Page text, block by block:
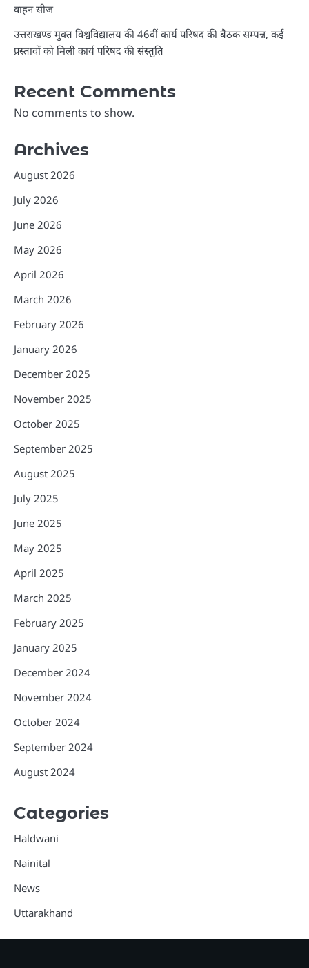
वाहन सीज
उत्तराखण्ड मुक्त विश्वविद्यालय की 46वीं कार्य परिषद की बैठक सम्पन्न, कई
प्रस्तावों को मिली कार्य परिषद की संस्तुति
Recent Comments
No comments to show.
Archives
August 2026
July 2026
June 2026
May 2026
April 2026
March 2026
February 2026
January 2026
December 2025
November 2025
October 2025
September 2025
August 2025
July 2025
June 2025
May 2025
April 2025
March 2025
February 2025
January 2025
December 2024
November 2024
October 2024
September 2024
August 2024
Categories
Haldwani
Nainital
News
Uttarakhand